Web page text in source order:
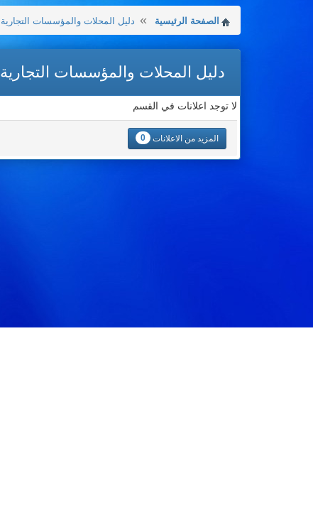
الصفحة الرئيسية دليل المحلات والمؤسسات التجارية
دليل المحلات والمؤسسات التجارية
لا توجد اعلانات في القسم
المزيد من الاعلانات 0